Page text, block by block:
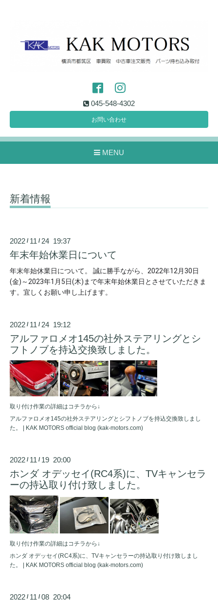
045-548-4302
お問い合わせ
MENU
新着情報
2022 / 11 / 24 19:37
年末年始休業日について
年末年始休業日について。 誠に勝手ながら、2022年12月30日
(金)～2023年1月5日(木)まで年末年始休業日とさせていただきま
す。宜しくお願い申し上げます。
2022 / 11 / 24 19:12
アルファロメオ145の社外ステアリングとシ
フトノブを持込交換致しました。
取り付け作業の詳細はコチラから↓
アルファロメオ145の社外ステアリングとシフトノブを持込交換致しまし
た。 | KAK MOTORS official blog (kak-motors.com)
2022 / 11 / 19 20:00
ホンダ オデッセイ(RC4系)に、TVキャンセラ
ーの持込取り付け致しました。
取り付け作業の詳細はコチラから↓
ホンダ オデッセイ(RC4系)に、TVキャンセラーの持込取り付け致しまし
た。 | KAK MOTORS official blog (kak-motors.com)
2022 / 11 /08 20:04